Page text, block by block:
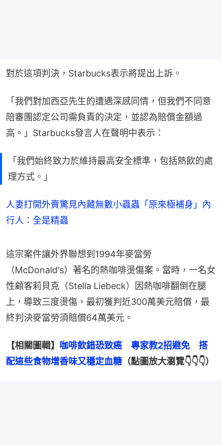
對於這項判決，Starbucks表示將提出上訴。
「我們對加西亞先生的遭遇深感同情，但我們不同意
陪審團認定公司需負責的決定，並認為賠償金額過
高。」Starbucks發言人在聲明中表示：
「我們始終致力於維持最高安全標準，包括熱飲的處
理方式。」
人妻打開外賣驚見內藏無數小蟲蟲「原來極補身」內
行人：全是精蟲
這宗案件讓外界聯想到1994年麥當勞
（McDonald's）著名的熱咖啡燙傷案。當時，一名女
性顧客莉貝克（Stella Liebeck）因熱咖啡翻倒在腿
上，導致三度燙傷，最初獲判近300萬美元賠償，最
終判決麥當勞須賠償64萬美元。
【相關圖輯】 咖啡飲錯恐致癌　專家教2招避免　搭
配這些食物增香味又穩定血糖 （點圖放大瀏覽👇👇👇）